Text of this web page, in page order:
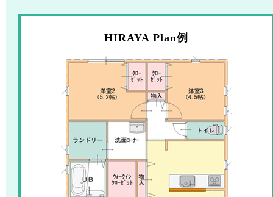
HIRAYA Plan例